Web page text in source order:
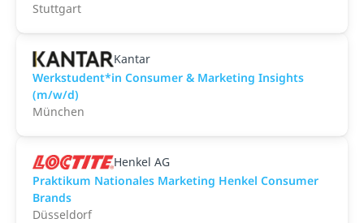
Stuttgart
Kantar
Werkstudent*in Consumer & Marketing Insights
(m/w/d)
München
Henkel AG
Praktikum Nationales Marketing Henkel Consumer
Brands
Düsseldorf